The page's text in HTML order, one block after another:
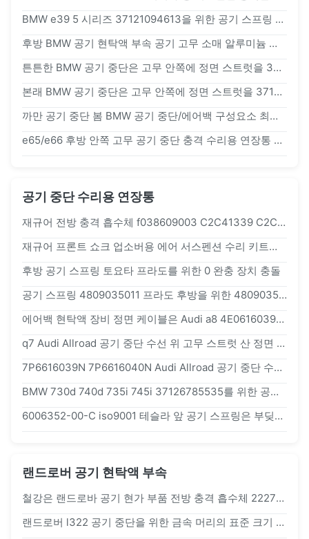
BMW e39 5 시리즈 37121094613을 위한 공기 스프링 봄 고무 슬리브
후방 BMW 공기 현탁액 부속 공기 고무 소매 알루미늄 덮개 e65 e66 37126785535
튼튼한 BMW 공기 중단은 고무 안쪽에 정면 스트럿을 37126785537 e65/e66 분해합니다
본래 BMW 공기 중단은 고무 안쪽에 정면 스트럿을 37126785537 e65/e66 분해합니다
까만 공기 중단 봄 BMW 공기 중단/에어백 구성요소 최고 맨 위 B M W 7는 - 시리즈 f02 37126791676 분해합니다
e65/e66 후방 안쪽 고무 공기 중단 충격 수리용 연장통 OE#37126785535 37126785535
공기 중단 수리용 연장통
재규어 전방 충격 흡수체 f038609003 C2C41339 C2C41349를 위한 작은 충돌 공기 스프링 수리용 장비
재규어 프론트 쇼크 업소버용 에어 서스펜션 수리 키트의 작은 고무 f038609003 C2C41339 C2C41349
후방 공기 스프링 토요타 프라도를 위한 0 완충 장치 충돌
공기 스프링 4809035011 프라도 후방을 위한 4809035010 공기 스프링 수리용 장비
에어백 현탁액 장비 정면 케이블은 Audi a8 4E0616039AF 4E0616040AF를 위해, 자동 현탁액 분해합니다
q7 Audi Allroad 공기 중단 수선 위 고무 스트럿 산 정면 7L8616039D
7P6616039N 7P6616040N Audi Allroad 공기 중단 수선 정면 위 스트럿 고무 산
BMW 730d 740d 735i 745i 37126785535를 위한 공기 중단 수리부품 고무 산
6006352-00-C iso9001 테슬라 앞 공기 스프링은 부딪힙니다
랜드로버 공기 현탁액 부속
철강은 랜드로바 공기 현가 부품 전방 충격 흡수체 22271123을 울립니다
랜드로버 l322 공기 중단을 위한 금속 머리의 표준 크기 정면 고무 완충기는 OE#rnb000740를 분해합니다